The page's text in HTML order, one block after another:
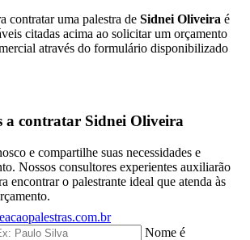
contratar uma palestra de Sidnei Oliveira é
citadas acima ao solicitar um orçamento
através do formulário disponibilizado
a contratar Sidnei Oliveira
e compartilhe suas necessidades e
Nossos consultores experientes auxiliarão
encontrar o palestrante ideal que atenda às
Nome é